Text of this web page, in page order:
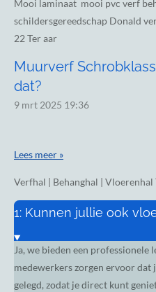
Mooi laminaat mooi pvc verf
schildersgereedschap Donald
22 Ter aar
Muurverf
dat?
9 mrt 2025 19:36
Lees meer »
Verfhal | Behanghal | Vloerenhal
1: Kunnen jullie ook
Ja, we bieden een professionele
medewerkers zorgen ervoor
gelegd, zodat je direct kunt